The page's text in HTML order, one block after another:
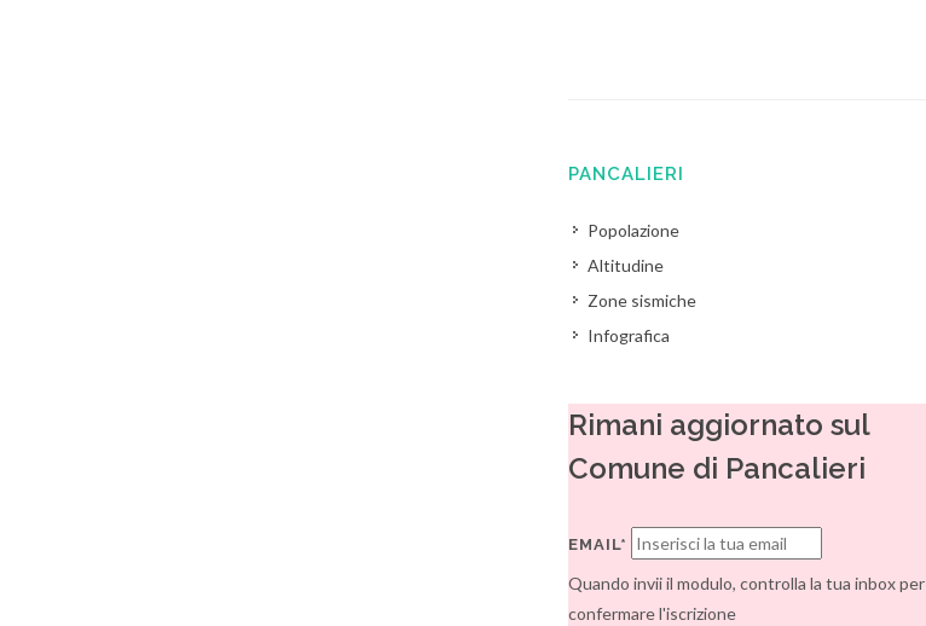
PANCALIERI
Popolazione
Altitudine
Zone sismiche
Infografica
Rimani aggiornato sul
Comune di Pancalieri
EMAIL*
Quando invii il modulo, controlla la tua inbox per
confermare l'iscrizione